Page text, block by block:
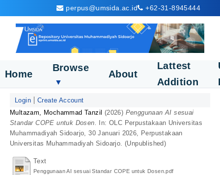
perpus@umsida.ac.id +62-31-8945444
Home
Browse
▼
About
Lattest
Addition
Login
Create Account
Multazam, Mochammad Tanzil (2026) Penggunaan AI sesuai
Standar COPE untuk Dosen.
In: OLC Perpustakaan Universitas
Muhammadiyah Sidoarjo, 30 Januari 2026, Perpustakaan
Universitas Muhammadiyah Sidoarjo. (Unpublished)
Text
Penggunaan AI sesuai Standar COPE untuk Dosen.pdf